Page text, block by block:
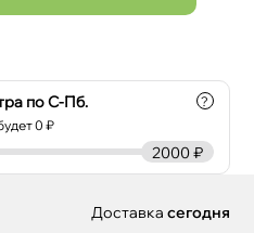
по С-Пб.
0 ₽
?
2000 ₽
Доставка сегодня